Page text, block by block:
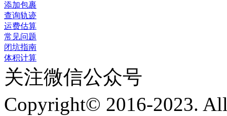
添加包裹
查询轨迹
运费估算
常见问题
闭坑指南
体积计算
关注微信公众号
Copyright© 2016-2023.